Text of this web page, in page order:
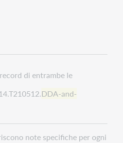
di entrambe le
DDA-and-
note specifiche per ogni